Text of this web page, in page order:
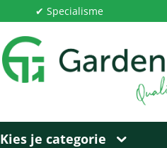
✔ Specialisme
Kies je categorie